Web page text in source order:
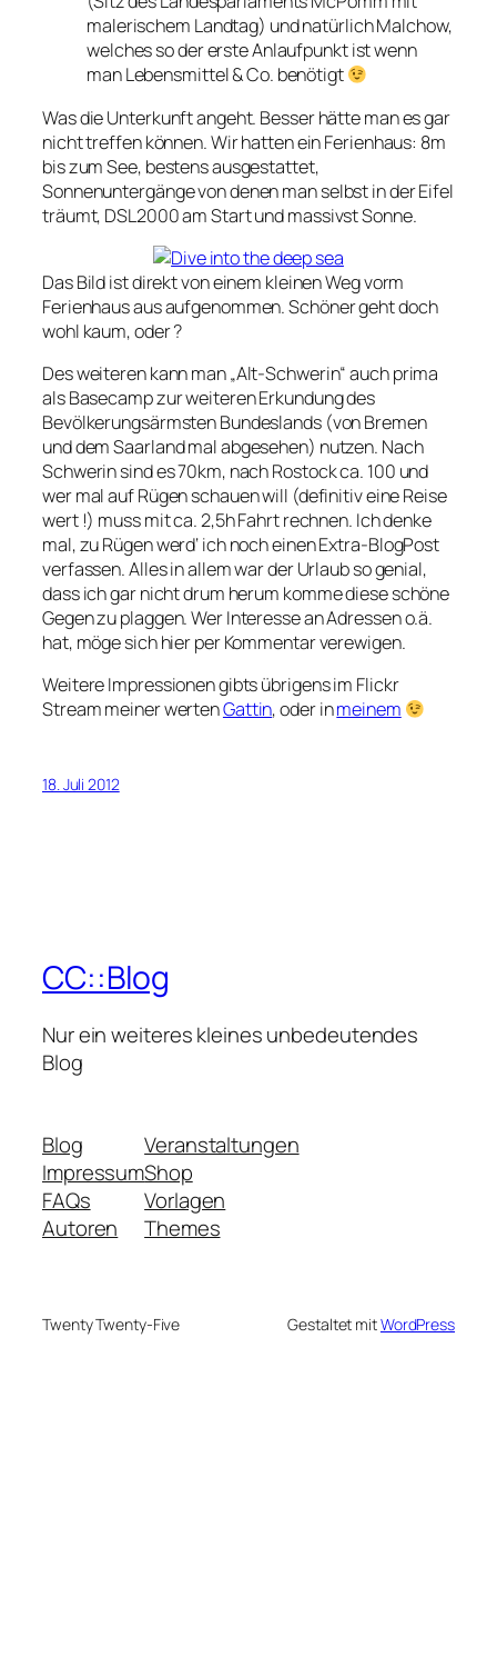
malerischem Landtag) und natürlich Malchow,
welches so der erste Anlaufpunkt ist wenn
man Lebensmittel & Co. benötigt
Was die Unterkunft angeht. Besser hätte man es gar
nicht treffen können. Wir hatten ein Ferienhaus: 8m
bis zum See, bestens ausgestattet,
Sonnenuntergänge von denen man selbst in der Eifel
träumt, DSL2000 am Start und massivst Sonne.
Das Bild ist direkt von einem kleinen Weg vorm
Ferienhaus aus aufgenommen. Schöner geht doch
wohl kaum, oder ?
Des weiteren kann man „Alt-Schwerin“ auch prima
als Basecamp zur weiteren Erkundung des
Bevölkerungsärmsten Bundeslands (von Bremen
und dem Saarland mal abgesehen) nutzen. Nach
Schwerin sind es 70km, nach Rostock ca. 100 und
wer mal auf Rügen schauen will (definitiv eine Reise
wert !) muss mit ca. 2,5h Fahrt rechnen. Ich denke
mal, zu Rügen werd‘ ich noch einen Extra-BlogPost
verfassen. Alles in allem war der Urlaub so genial,
dass ich gar nicht drum herum komme diese schöne
Gegen zu plaggen. Wer Interesse an Adressen o.ä.
hat, möge sich hier per Kommentar verewigen.
Weitere Impressionen gibts übrigens im Flickr
Stream meiner wertenGattin, oder inmeinem
18. Juli 2012
CC::Blog
Nur ein weiteres kleines unbedeutendes
Blog
Blog
Impressum
FAQs
Autoren
Veranstaltungen
Shop
Vorlagen
Themes
Twenty Twenty-Five Gestaltet mitWordPress